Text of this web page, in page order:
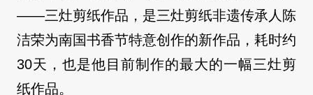
——三灶剪纸作品，是三灶剪纸非遗传承人陈
洁荣为南国书香节特意创作的新作品，耗时约
30天，也是他目前制作的最大的一幅三灶剪
纸作品。